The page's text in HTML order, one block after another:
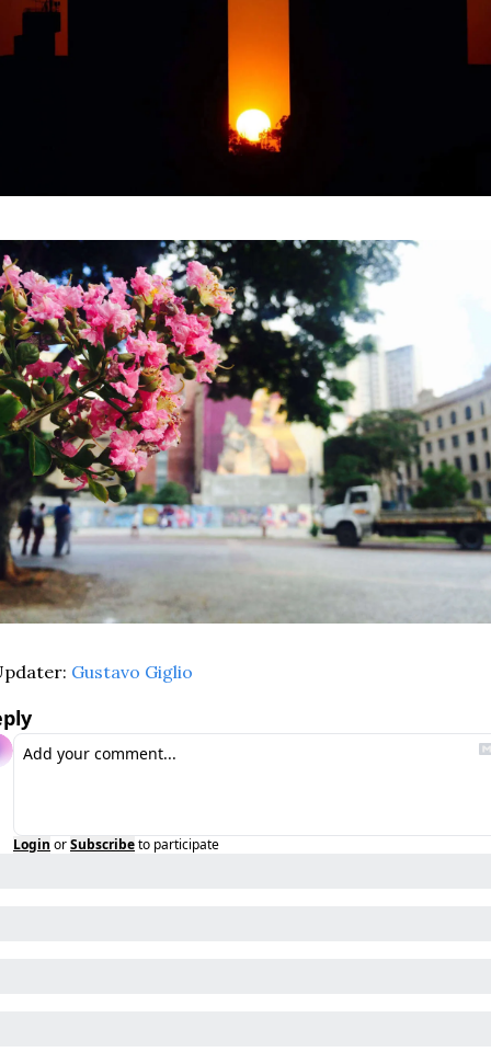
Gustavo Giglio
Login orSubscribeto participate